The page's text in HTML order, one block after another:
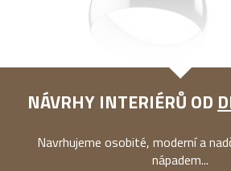
NÁVRHY INTERIÉRŮ OD
Navrhujeme osobité, moderní a
nápadem...